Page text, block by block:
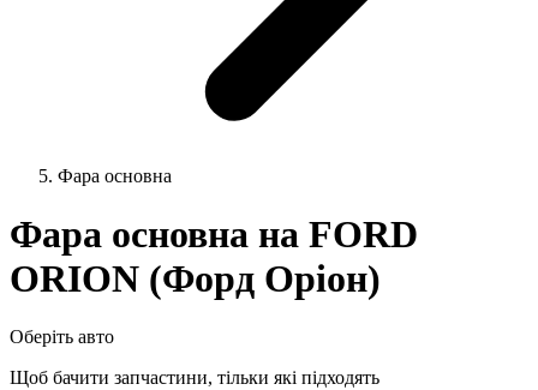
Фара основна
Фара основна на FORD
ORION (Форд Оріон)
Оберіть авто
Щоб бачити запчастини, тільки які підходять